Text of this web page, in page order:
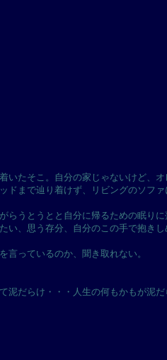
いたそこ。自分の家じゃないけど、オ
ドまで辿り着けず、リビングのソファ
うとうとと自分に帰るための眠りに
い、思う存分、自分のこの手で抱きし
言っているのか、聞き取れない。
泥だらけ・・・人生の何もかもが泥